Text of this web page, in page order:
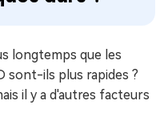
longtemps que les
sont-ils plus rapides ?
il y a d'autres facteurs